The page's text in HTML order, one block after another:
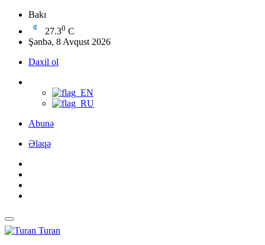
Bakı
27.30 C
Şənbə, 8 Avqust 2026
Daxil ol
Abunə
Əlaqə
Turan